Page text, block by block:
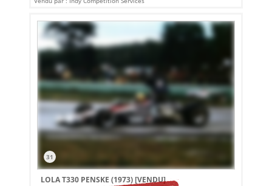
31
LOLA T330 PENSKE (1973)[VENDU]